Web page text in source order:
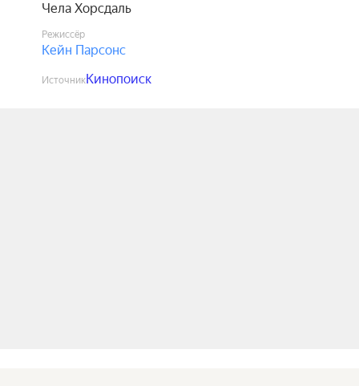
Чела Хорсдаль
Режиссёр
Кейн Парсонс
ИсточникКинопоиск